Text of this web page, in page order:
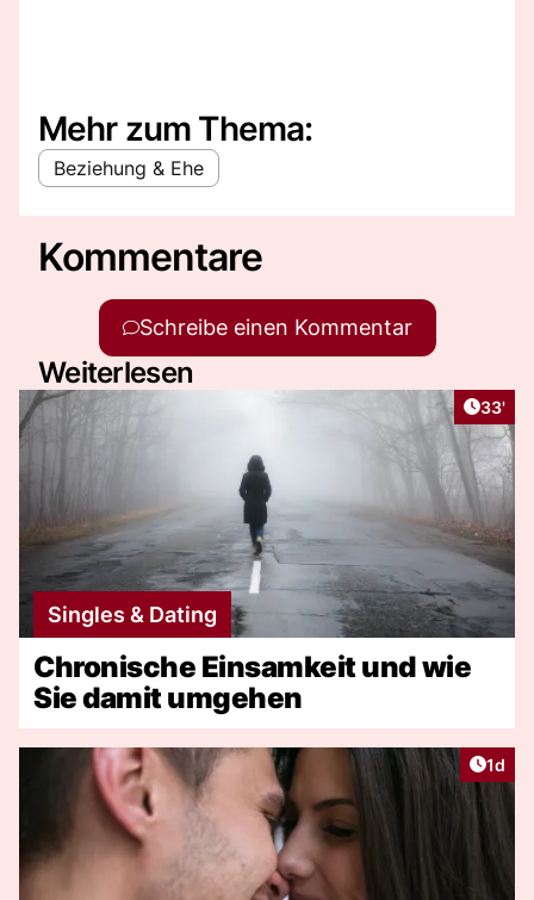
Mehr zum Thema:
Beziehung & Ehe
Kommentare
Schreibe einen Kommentar
Weiterlesen
33'
Singles & Dating
Chronische Einsamkeit und wie
Sie damit umgehen
1d